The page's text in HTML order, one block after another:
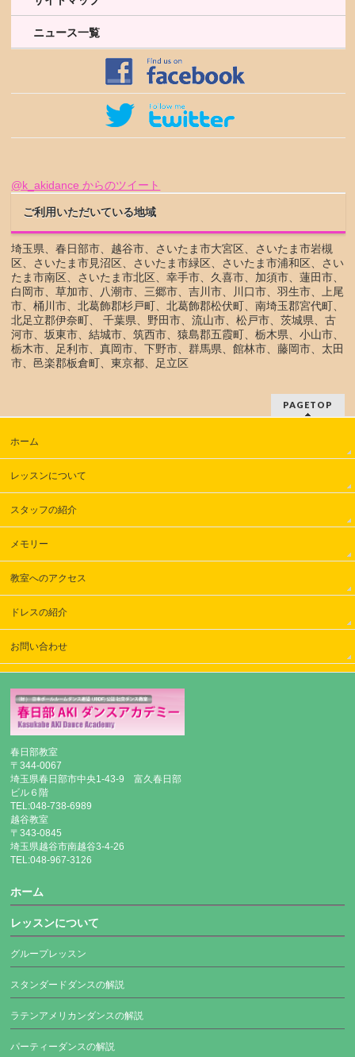
ニュース一覧
@k_akidance からのツイート
ご利用いただいている地域
埼玉県、春日部市、越谷市、さいたま市大宮区、さいたま市岩槻
区、さいたま市見沼区、さいたま市緑区、さいたま市浦和区、さい
たま市南区、さいたま市北区、幸手市、久喜市、加須市、蓮田市、
白岡市、草加市、八潮市、三郷市、吉川市、川口市、羽生市、上尾
市、桶川市、北葛飾郡杉戸町、北葛飾郡松伏町、南埼玉郡宮代町、
北足立郡伊奈町、 千葉県、野田市、流山市、松戸市、茨城県、古
河市、坂東市、結城市、筑西市、猿島郡五霞町、栃木県、小山市、
栃木市、足利市、真岡市、下野市、群馬県、館林市、藤岡市、太田
市、邑楽郡板倉町、東京都、足立区
PAGETOP
ホーム
レッスンについて
スタッフの紹介
メモリー
教室へのアクセス
ドレスの紹介
お問い合わせ
春日部教室
〒344-0067
埼玉県春日部市中央1-43-9 富久春日部
ビル６階
TEL:048-738-6989
越谷教室
〒343-0845
埼玉県越谷市南越谷3-4-26
TEL:048-967-3126
ホーム
レッスンについて
グループレッスン
スタンダードダンスの解説
ラテンアメリカンダンスの解説
パーティーダンスの解説